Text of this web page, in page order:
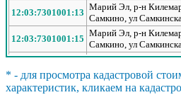
12:03:7301001:13
Марий Эл, р-н
Самкино, ул
12:03:7301001:15
Марий Эл, р-н
Самкино, ул
Марий Эл, р-н
12:03:7301001:4
Марий Эл, р-н
* - для просмотра кадастровой
характеристик, кликаем на